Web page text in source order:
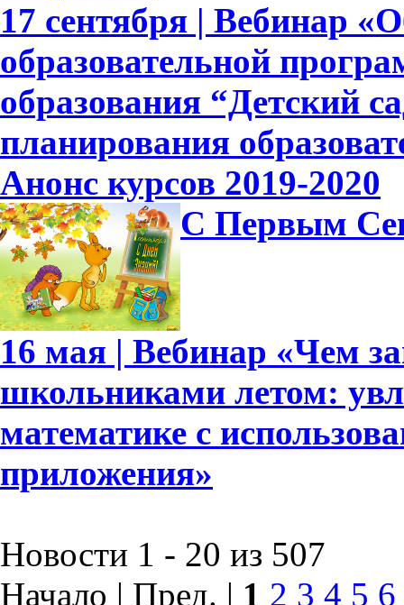
17 сентября | Вебинар
образовательной
образования “Детский
планирования
Анонс курсов 2019-2020
С Первым
16 мая | Вебинар «Чем
школьниками летом:
математике с
приложения»
Новости 1 - 20 из 507
Начало | Пред. | 1 2 3 4 5 6